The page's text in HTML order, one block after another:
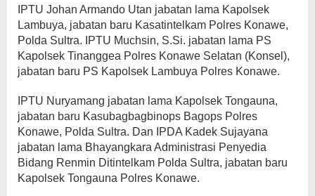
IPTU Johan Armando Utan jabatan lama Kapolsek
Lambuya, jabatan baru Kasatintelkam Polres Konawe,
Polda Sultra. IPTU Muchsin, S.Si. jabatan lama PS
Kapolsek Tinanggea Polres Konawe Selatan (Konsel),
jabatan baru PS Kapolsek Lambuya Polres Konawe.
IPTU Nuryamang jabatan lama Kapolsek Tongauna,
jabatan baru Kasubagbagbinops Bagops Polres
Konawe, Polda Sultra. Dan IPDA Kadek Sujayana
jabatan lama Bhayangkara Administrasi Penyedia
Bidang Renmin Ditintelkam Polda Sultra, jabatan baru
Kapolsek Tongauna Polres Konawe.